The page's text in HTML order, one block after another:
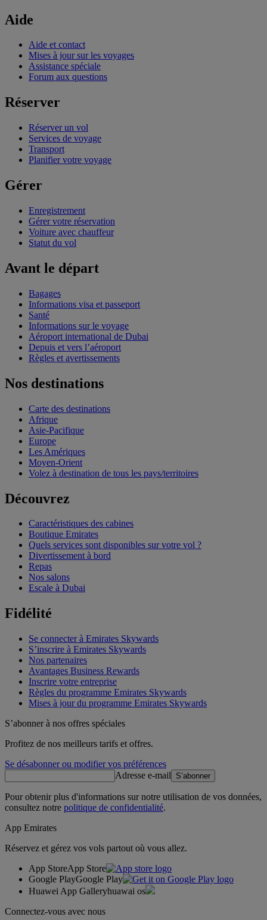
Aide
Aide et contact
Mises à jour sur les voyages
Assistance spéciale
Forum aux questions
Réserver
Réserver un vol
Services de voyage
Transport
Planifier votre voyage
Gérer
Enregistrement
Gérer votre réservation
Voiture avec chauffeur
Statut du vol
Avant le départ
Bagages
Informations visa et passeport
Santé
Informations sur le voyage
Aéroport international de Dubai
Depuis et vers l’aéroport
Règles et avertissements
Nos destinations
Carte des destinations
Afrique
Asie-Pacifique
Europe
Les Amériques
Moyen-Orient
Volez à destination de tous les pays/territoires
Découvrez
Caractéristiques des cabines
Boutique Emirates
Quels services sont disponibles sur votre vol ?
Divertissement à bord
Repas
Nos salons
Escale à Dubai
Fidélité
Se connecter à Emirates Skywards
S’inscrire à Emirates Skywards
Nos partenaires
Avantages Business Rewards
Inscrire votre entreprise
Règles du programme Emirates Skywards
Mises à jour du programme Emirates Skywards
S’abonner à nos offres spéciales
Profitez de nos meilleurs tarifs et offres.
Se désabonner ou modifier vos préférences
Adresse e-mail
S’abonner
Pour obtenir plus d'informations sur notre utilisation de vos données,
consultez notre politique de confidentialité.
App Emirates
Réservez et gérez vos vols partout où vous allez.
App StoreApp Store
Google PlayGoogle Play
Huawei App Galleryhuawai os
Connectez-vous avec nous